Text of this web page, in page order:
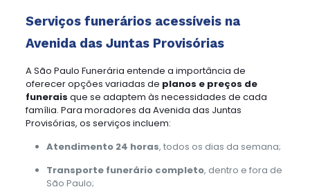
Serviços funerários acessíveis na
Avenida das Juntas Provisórias
A São Paulo Funerária entende a importância de
oferecer opções variadas de planos e preços de
funerais que se adaptem às necessidades de cada
família. Para moradores da Avenida das Juntas
Provisórias, os serviços incluem:
Atendimento 24 horas, todos os dias da semana;
Transporte funerário completo, dentro e fora de
São Paulo;